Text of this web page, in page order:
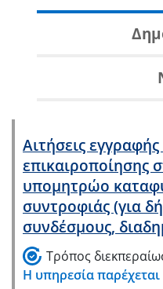
Αιτήσεις
επικαιροποίησης
υπομητρώο
συντροφιάς (για
συνδέσμους,
Τρόπος
Η υπηρεσία